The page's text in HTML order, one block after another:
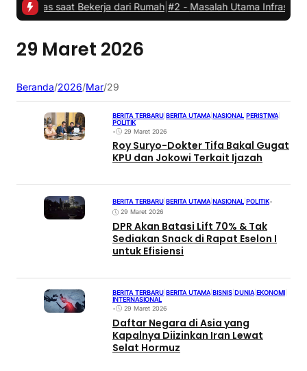
saat Bekerja dari Rumah| #2 -Masalah Utama Infrastruktur
29 Maret 2026
Beranda/2026/Mar/29
BERITA TERBARU BERITA UTAMA NASIONAL PERISTIWA
POLITIK
•
29 Maret 2026
Roy Suryo-Dokter Tifa Bakal Gugat
KPU dan Jokowi Terkait Ijazah
BERITA TERBARU BERITA UTAMA NASIONAL POLITIK•
29 Maret 2026
DPR Akan Batasi Lift 70% & Tak
Sediakan Snack di Rapat Eselon I
untuk Efisiensi
BERITA TERBARU BERITA UTAMA|BISNIS DUNIA|EKONOMI
INTERNASIONAL
•
29 Maret 2026
Daftar Negara di Asia yang
Kapalnya Diizinkan Iran Lewat
Selat Hormuz